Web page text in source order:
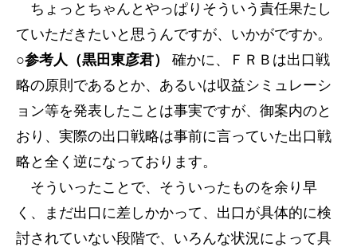
ちょっとちゃんとやっぱりそういう責任果たし
ていただきたいと思うんですが、いかがですか。
○参考人（黒田東彦君）
確かに、ＦＲＢは出口戦
略の原則であるとか、あるいは収益シミュレーシ
ョン等を発表したことは事実ですが、御案内のと
おり、実際の出口戦略は事前に言っていた出口戦
略と全く逆になっております。
そういったことで、そういったものを余り早
く、まだ出口に差しかかって、出口が具体的に検
討されていない段階で、いろんな状況によって具